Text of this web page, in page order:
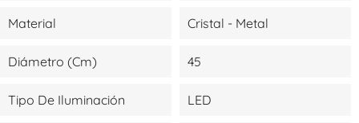
Material Cristal - Metal
Diámetro (cm) 45
Tipo De Iluminación LED